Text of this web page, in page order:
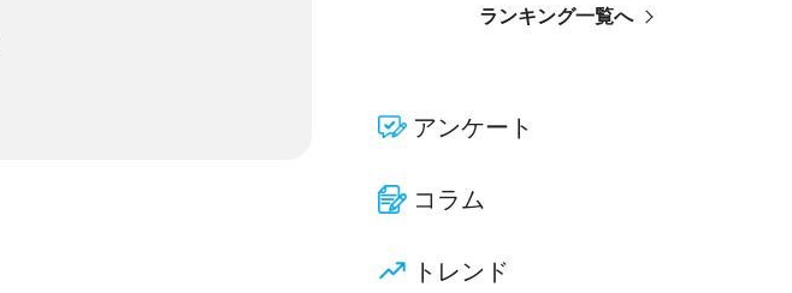
ランキング一覧へ
アンケート
コラム
トレンド